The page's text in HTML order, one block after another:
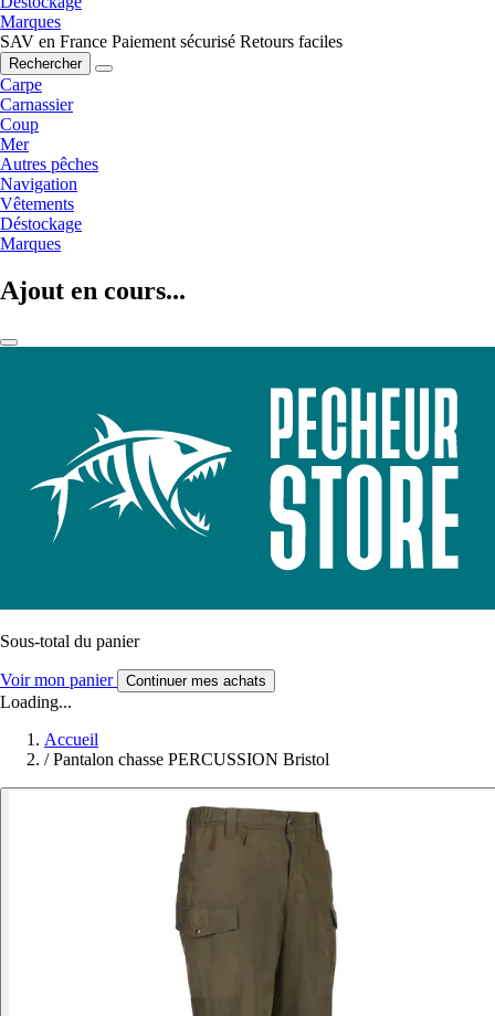
Marques
SAV en France Paiement sécurisé Retours faciles
Rechercher
Carpe
Carnassier
Coup
Mer
Autres pêches
Navigation
Vêtements
Déstockage
Marques
Ajout en cours...
Sous-total du panier
Voir mon panier Continuer mes achats
Loading...
Accueil
/ Pantalon chasse PERCUSSION Bristol